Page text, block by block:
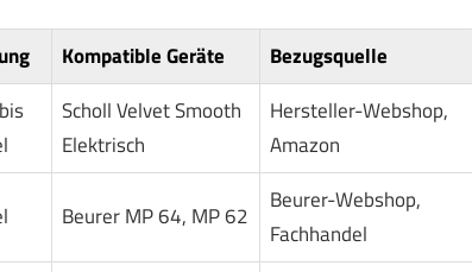
Kompatible Geräte
Bezugsquelle
Scholl Velvet Smooth
Elektrisch
Hersteller-Webshop,
Amazon
Beurer MP 64, MP 62
Beurer-Webshop,
Fachhandel